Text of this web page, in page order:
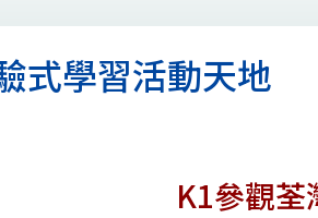
式學習活動天地
K1參觀荃